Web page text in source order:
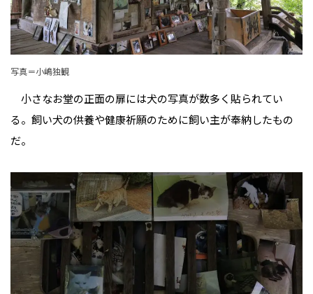
写真＝小嶋独観
小さなお堂の正面の扉には犬の写真が数多く貼られてい
る。飼い犬の供養や健康祈願のために飼い主が奉納したもの
だ。